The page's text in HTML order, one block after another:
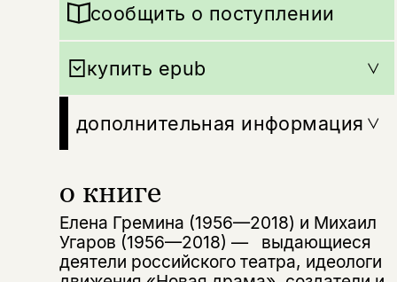
о книге
Елена Гремина (1956—2018) и Михаил
Угаров (1956—2018) — выдающиеся
деятели российского театра, идеологи
сообщить о поступлении
купить epub
дополнительная информация